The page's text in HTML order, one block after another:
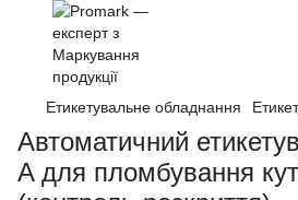
Етикетувальне обладнання
Автоматичний
A для пломбування